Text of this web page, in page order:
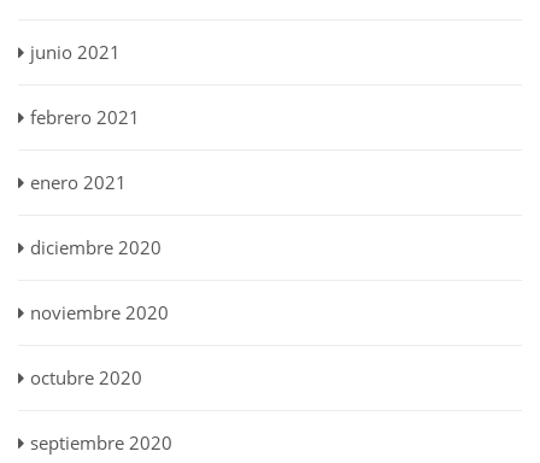
junio 2021
febrero 2021
enero 2021
diciembre 2020
noviembre 2020
octubre 2020
septiembre 2020